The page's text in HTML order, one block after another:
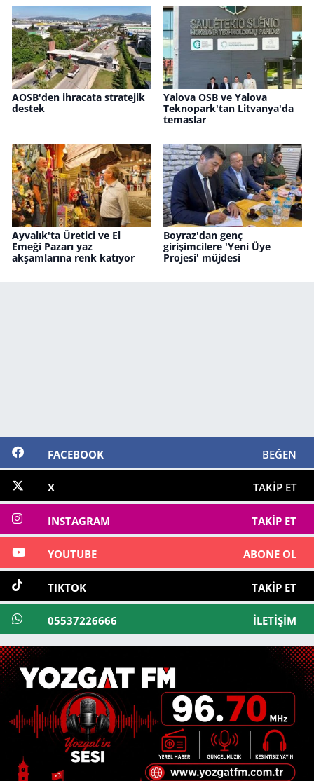
AOSB'den ihracata stratejik
destek
Yalova OSB ve Yalova
Teknopark'tan Litvanya'da
temaslar
Ayvalık'ta Üretici ve El
Emeği Pazarı yaz
akşamlarına renk katıyor
Boyraz'dan genç
girişimcilere 'Yeni Üye
Projesi' müjdesi
FACEBOOK BEĞEN
X TAKIP ET
INSTAGRAM TAKIP ET
YOUTUBE ABONE OL
TIKTOK TAKIP ET
05537226666 İLETIŞIM